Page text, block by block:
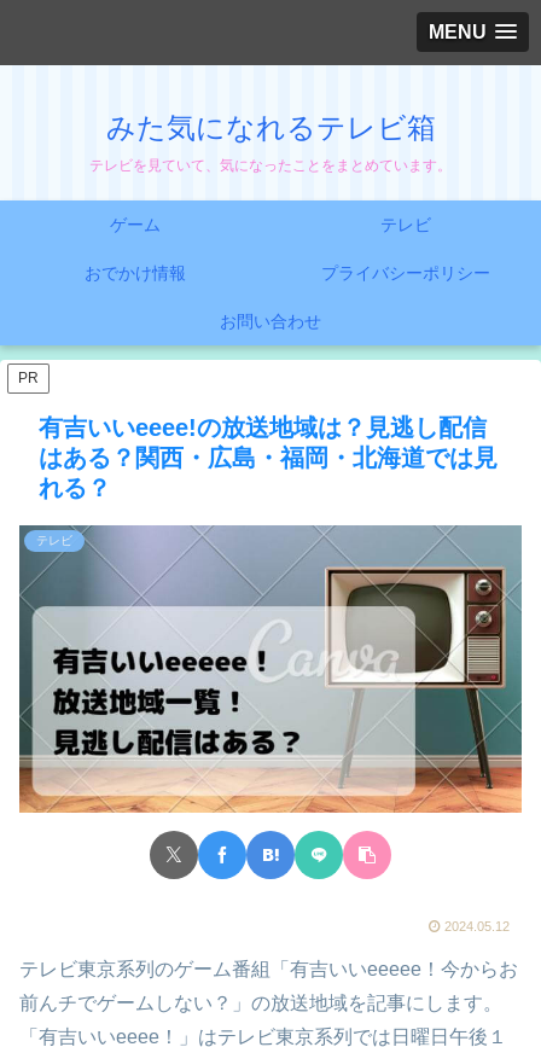
MENU
みた気になれるテレビ箱
テレビを見ていて、気になったことをまとめています。
ゲーム テレビ
おでかけ情報 プライバシーポリシー
お問い合わせ
PR
有吉いいeeee!の放送地域は？見逃し配信
はある？関西・広島・福岡・北海道では見
れる？
テレビ
2024.05.12
テレビ東京系列のゲーム番組「有吉いいeeeee！今からお
前んチでゲームしない？」の放送地域を記事にします。
「有吉いいeeee！」はテレビ東京系列では日曜日午後１